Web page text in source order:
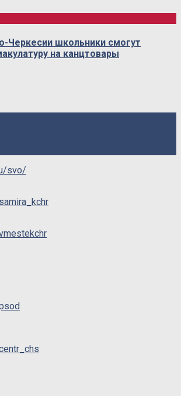
Черкесии школьники смогут
на канцтовары
svo/